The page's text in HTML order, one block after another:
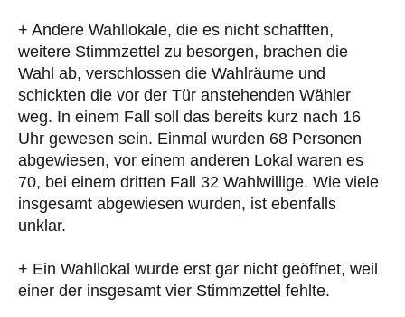
+ Andere Wahllokale, die es nicht schafften,
weitere Stimmzettel zu besorgen, brachen die
Wahl ab, verschlossen die Wahlräume und
schickten die vor der Tür anstehenden Wähler
weg. In einem Fall soll das bereits kurz nach 16
Uhr gewesen sein. Einmal wurden 68 Personen
abgewiesen, vor einem anderen Lokal waren es
70, bei einem dritten Fall 32 Wahlwillige. Wie viele
insgesamt abgewiesen wurden, ist ebenfalls
unklar.
+ Ein Wahllokal wurde erst gar nicht geöffnet, weil
einer der insgesamt vier Stimmzettel fehlte.